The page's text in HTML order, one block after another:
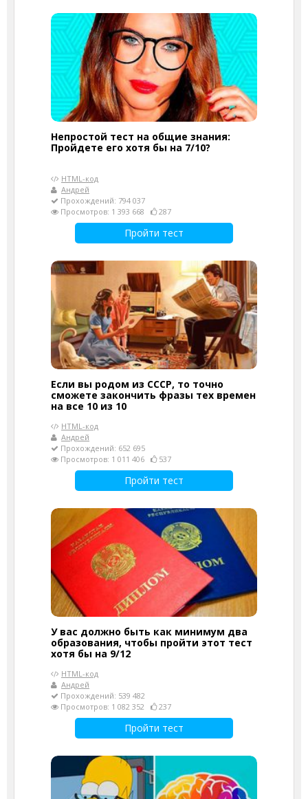
Непростой тест на общие знания:
Пройдете его хотя бы на 7/10?
HTML-код
Андрей
Прохождений: 794 037
Просмотров: 1 393 668
287
Пройти тест
Если вы родом из СССР, то точно
сможете закончить фразы тех времен
на все 10 из 10
HTML-код
Андрей
Прохождений: 652 695
Просмотров: 1 011 406
537
Пройти тест
У вас должно быть как минимум два
образования, чтобы пройти этот тест
хотя бы на 9/12
HTML-код
Андрей
Прохождений: 539 482
Просмотров: 1 082 352
237
Пройти тест